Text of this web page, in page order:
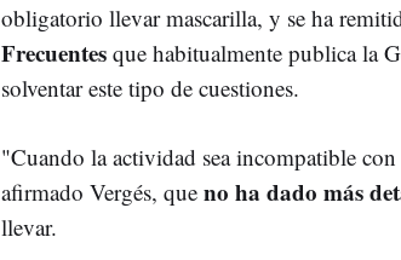
obligatorio llevar mascarilla, y se ha
Frecuentes que habitualmente publica la
solventar este tipo de cuestiones.
"Cuando la actividad sea incompatible
afirmado Vergés, que no ha dado más
llevar.